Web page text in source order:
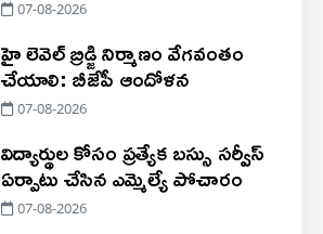
07-08-2026
హై లెవెల్ బ్రిడ్జి నిర్మాణం వేగవంతం
చేయాలి: బీజేపీ ఆందోళన
07-08-2026
విద్యార్థుల కోసం ప్రత్యేక బస్సు సర్వీస్
ఏర్పాటు చేసిన ఎమ్మెల్యే పోచారం
07-08-2026